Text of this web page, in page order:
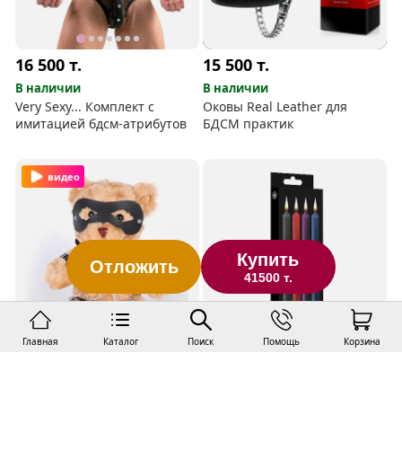
Отложить Купить
41500 т.
16 500т.
В наличии
Very Sexy... Комплект с
имитацией бдсм-атрибутов
15 500т.
В наличии
Оковы Real Leather для
БДСМ практик
видео
Главная Каталог Поиск Помощь Корзина